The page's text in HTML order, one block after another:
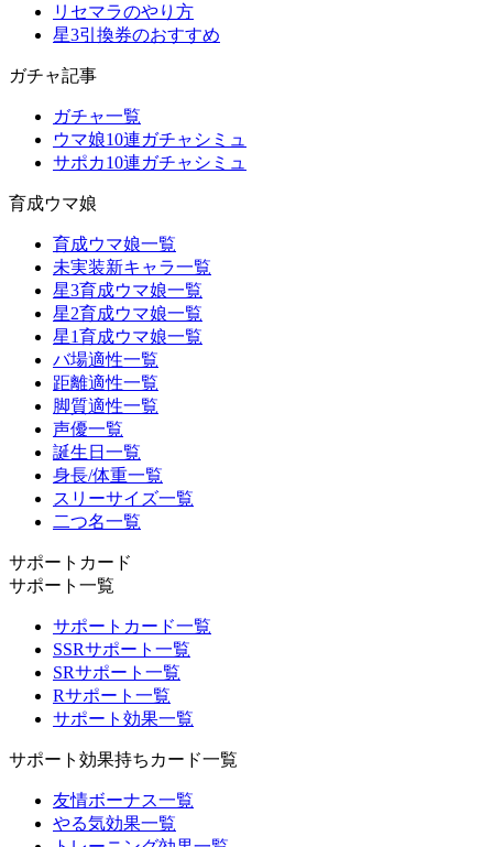
リセマラのやり方
星3引換券のおすすめ
ガチャ記事
ガチャ一覧
ウマ娘10連ガチャシミュ
サポカ10連ガチャシミュ
育成ウマ娘
育成ウマ娘一覧
未実装新キャラ一覧
星3育成ウマ娘一覧
星2育成ウマ娘一覧
星1育成ウマ娘一覧
バ場適性一覧
距離適性一覧
脚質適性一覧
声優一覧
誕生日一覧
身長/体重一覧
スリーサイズ一覧
二つ名一覧
サポートカード
サポート一覧
サポートカード一覧
SSRサポート一覧
SRサポート一覧
Rサポート一覧
サポート効果一覧
サポート効果持ちカード一覧
友情ボーナス一覧
やる気効果一覧